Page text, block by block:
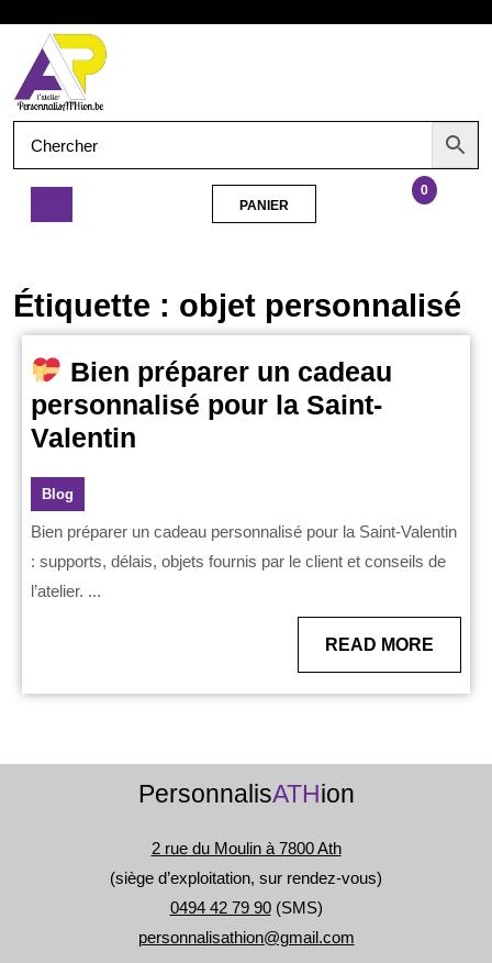
contenu
Ouvrir
le
menu
un
cadeau
personnalisé
pour
la
Saint-
Valentin
0
PANIER
Étiquette : objet personnalisé
Bien préparer un cadeau
personnalisé pour la Saint-
Valentin
un
cadeau
Saint-
Blog
Bien préparer un cadeau personnalisé pour la Saint-Valentin
: supports, délais, objets fournis par le client et conseils de
l’atelier. ...
READ MORE
MORE
PersonnalisATHion
2 rue du Moulin à 7800 Ath
(siège d’exploitation, sur rendez-vous)
0494 42 79 90(SMS)
personnalisathion@gmail.com